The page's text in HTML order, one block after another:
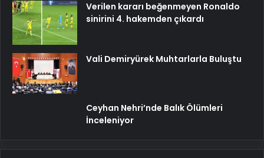
Verilen kararı beğenmeyen Ronaldo
sinirini 4. hakemden çıkardı
Vali Demiryürek Muhtarlarla Buluştu
Ceyhan Nehri’nde Balık Ölümleri
İnceleniyor